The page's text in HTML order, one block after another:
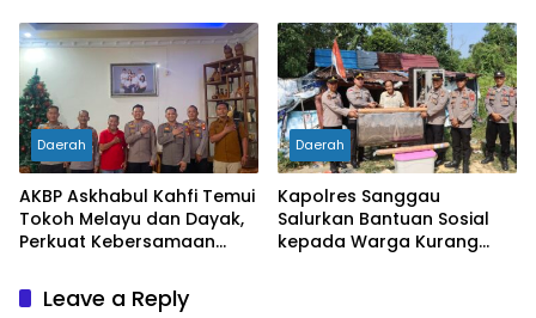
Meninggal Dunia
Putih
Daerah
AKBP Askhabul Kahfi Temui
Tokoh Melayu dan Dayak,
Perkuat Kebersamaan
Daerah
Kapolres Sanggau
Salurkan Bantuan Sosial
kepada Warga Kurang
Leave a Reply